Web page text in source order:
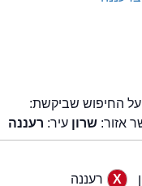
על החיפוש שביקשת:
אזור: שרון עיר: רעננה
רעננה